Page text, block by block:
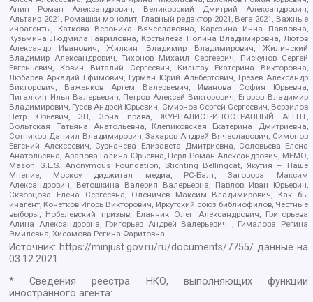
Анин Роман Александрович, Великовский Дмитрий Александрович,
Альтаир 2021, Ромашки монолит, Главный редактор 2021, Вега 2021, Важные
иноагенты, Каткова Вероника Вячеславовна, Карезина Инна Павловна,
Кузьмина Людмила Гавриловна, Костылева Полина Владимировна, Лютов
Александр Иванович, Жилкин Владимир Владимирович, Жилинский
Владимир Александрович, Тихонов Михаил Сергеевич, Пискунов Сергей
Евгеньевич, Ковин Виталий Сергеевич, Кильтау Екатерина Викторовна,
Любарев Аркадий Ефимович, Гурман Юрий Альбертович, Грезев Александр
Викторович, Важенков Артем Валерьевич, Иванова София Юрьевна,
Пигалкин Илья Валерьевич, Петров Алексей Викторович, Егоров Владимир
Владимирович, Гусев Андрей Юрьевич, Смирнов Сергей Сергеевич, Верзилов
Петр Юрьевич, ЗП, Зона права, ЖУРНАЛИСТ-ИНОСТРАННЫЙ АГЕНТ,
Вольтская Татьяна Анатольевна, Клепиковская Екатерина Дмитриевна,
Сотников Даниил Владимирович, Захаров Андрей Вячеславович, Симонов
Евгений Алексеевич, Сурначева Елизавета Дмитриевна, Соловьева Елена
Анатольевна, Арапова Галина Юрьевна, Перл Роман Александрович, МЕМО,
Mason G.E.S. Anonymous Foundation, Stichting Bellingcat, Якутия – Наше
Мнение, Москоу диджитал медиа, РС-Балт, Заговора Максим
Александрович, Ветошкина Валерия Валерьевна, Павлов Иван Юрьевич,
Скворцова Елена Сергеевна, Оленичев Максим Владимирович, Как бы
инагент, Кочетков Игорь Викторович, Иркутский союз библиофилов, Честные
выборы, Нобелевский призыв, Еланчик Олег Александрович, Григорьева
Алина Александровна, Григорьев Андрей Валерьевич , Гималова Регина
Эмилевна, Хисамова Регина Фаритовна
Источник: https://minjust.gov.ru/ru/documents/7755/ данные на
03.12.2021
* Сведения реестра НКО, выполняющих функции
иностранного агента: